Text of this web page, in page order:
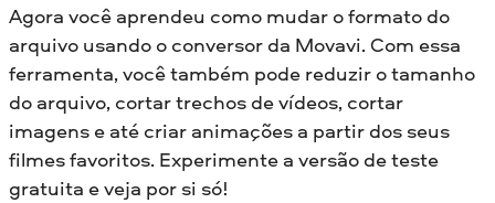
Agora você aprendeu como mudar o formato do
arquivo usando o conversor da Movavi. Com essa
ferramenta, você também pode reduzir o tamanho
do arquivo, cortar trechos de vídeos, cortar
imagens e até criar animações a partir dos seus
filmes favoritos. Experimente a versão de teste
gratuita e veja por si só!